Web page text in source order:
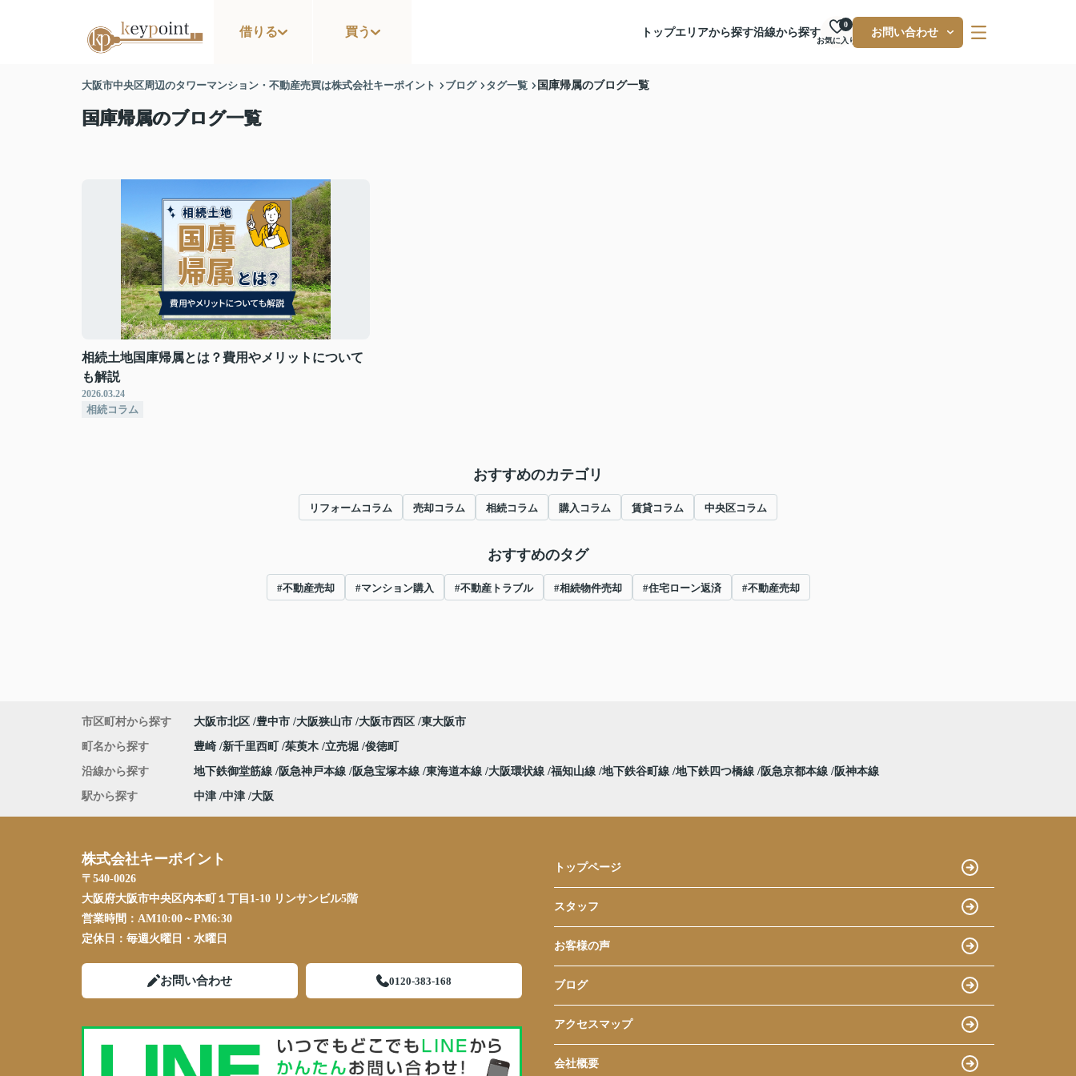
借りる 買う トップエリアから探す沿線から探す
お気に入り
0
お問い合わせ
大阪市中央区周辺のタワーマンション・不動産売買は株式会社キーポイント ブログ タグ一覧 国庫帰属のブログ一覧
国庫帰属のブログ一覧
相続土地国庫帰属とは？費用やメリットについて
も解説
2026.03.24
相続コラム
おすすめのカテゴリ
リフォームコラム 売却コラム 相続コラム 購入コラム 賃貸コラム 中央区コラム
おすすめのタグ
#不動産売却 #マンション購入 #不動産トラブル #相続物件売却 #住宅ローン返済 #不動産売却
市区町村から探す 大阪市北区 豊中市 大阪狭山市 大阪市西区 東大阪市
町名から探す 豊崎 新千里西町 茱萸木 立売堀 俊徳町
沿線から探す 地下鉄御堂筋線 阪急神戸本線 阪急宝塚本線 東海道本線 大阪環状線 福知山線 地下鉄谷町線 地下鉄四つ橋線 阪急京都本線 阪神本線
駅から探す 中津 中津 大阪
株式会社キーポイント
〒540-0026
大阪府大阪市中央区内本町１丁目1-10 リンサンビル5階
営業時間： AM10:00～PM6:30
定休日： 毎週火曜日・水曜日
お問い合わせ 0120-383-168
トップページ
スタッフ
お客様の声
ブログ
アクセスマップ
会社概要